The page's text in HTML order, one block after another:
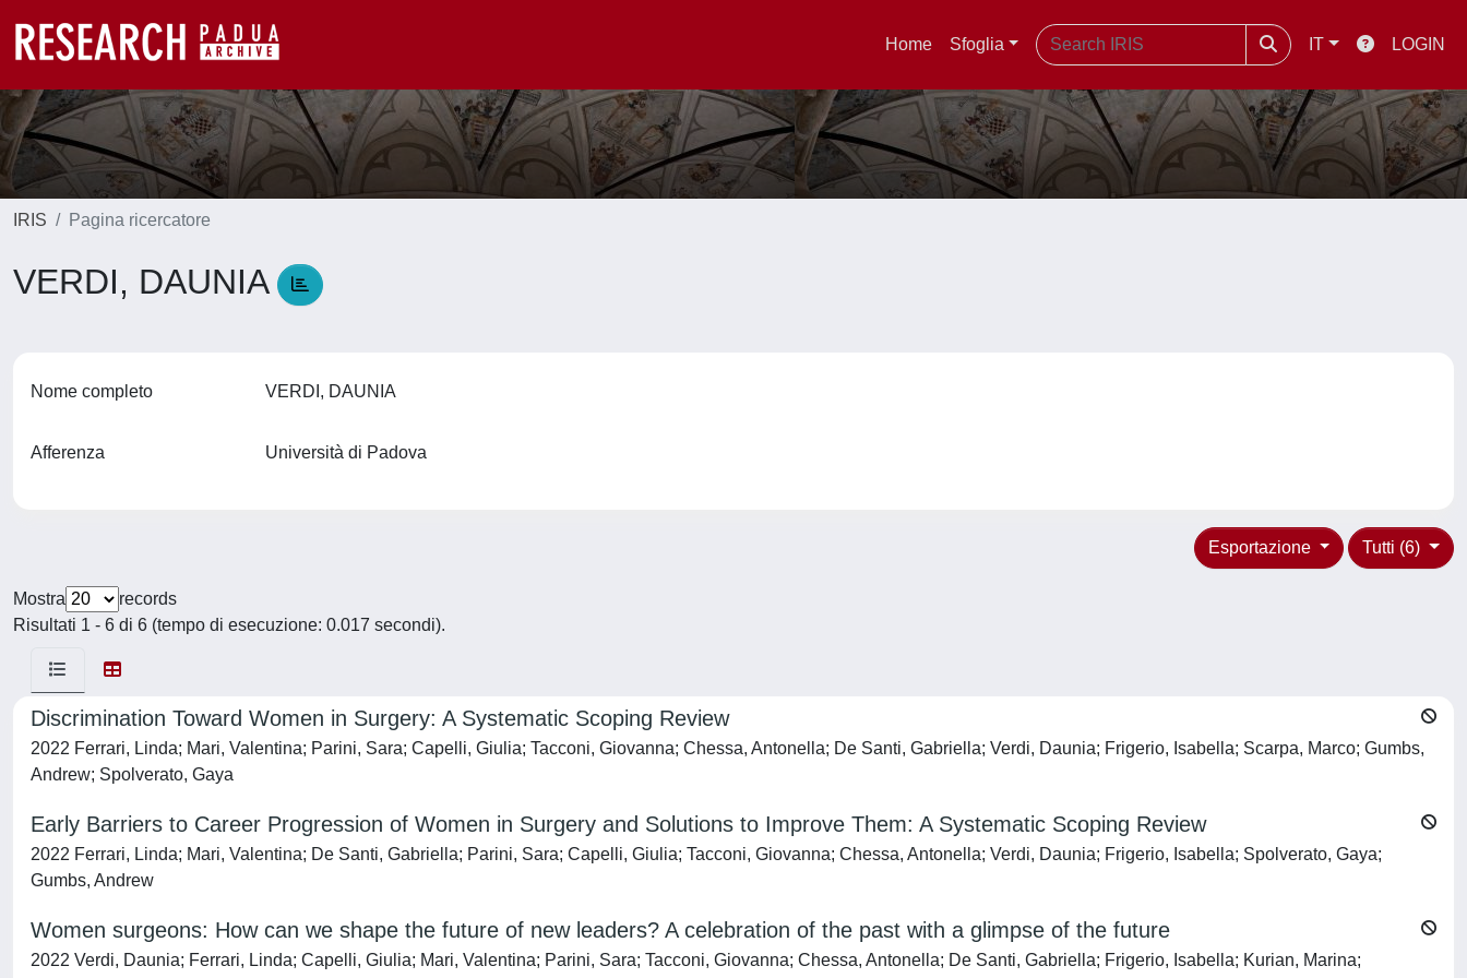
Home Sfoglia IT LOGIN
IRIS Pagina ricercatore
VERDI, DAUNIA
Nome completo VERDI, DAUNIA
Afferenza Università di Padova
Tutti (6)
Esportazione
Mostra
records
Risultati 1 - 6 di 6 (tempo di esecuzione: 0.017 secondi).
Discrimination Toward Women in Surgery: A Systematic Scoping Review
2022 Ferrari, Linda; Mari, Valentina; Parini, Sara; Capelli, Giulia; Tacconi, Giovanna; Chessa, Antonella; De Santi, Gabriella; Verdi, Daunia; Frigerio, Isabella; Scarpa, Marco; Gumbs,
Andrew; Spolverato, Gaya
Early Barriers to Career Progression of Women in Surgery and Solutions to Improve Them: A Systematic Scoping Review
2022 Ferrari, Linda; Mari, Valentina; De Santi, Gabriella; Parini, Sara; Capelli, Giulia; Tacconi, Giovanna; Chessa, Antonella; Verdi, Daunia; Frigerio, Isabella; Spolverato, Gaya;
Gumbs, Andrew
Women surgeons: How can we shape the future of new leaders? A celebration of the past with a glimpse of the future
2022 Verdi, Daunia; Ferrari, Linda; Capelli, Giulia; Mari, Valentina; Parini, Sara; Tacconi, Giovanna; Chessa, Antonella; De Santi, Gabriella; Frigerio, Isabella; Kurian, Marina;